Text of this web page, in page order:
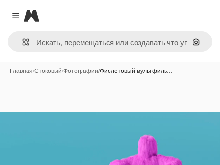
Close menu
Magnific
Поиск
Главная/Стоковый/Фотографии/Фиолетовый мультфиль…